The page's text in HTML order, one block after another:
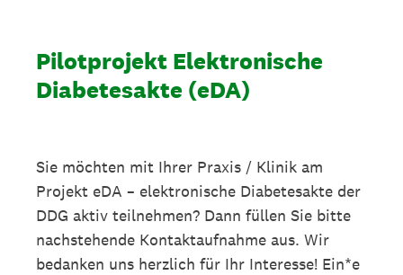
Pilotprojekt Elektronische
Diabetesakte (eDA)
Sie möchten mit Ihrer Praxis / Klinik am
Projekt eDA – elektronische Diabetesakte der
DDG aktiv teilnehmen? Dann füllen Sie bitte
nachstehende Kontaktaufnahme aus. Wir
bedanken uns herzlich für Ihr Interesse! Ein*e